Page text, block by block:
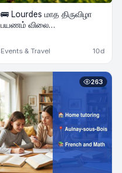
🚌 Lourdes மாத திருவிழா
பயணம் விலை
Events & Travel 10d
263